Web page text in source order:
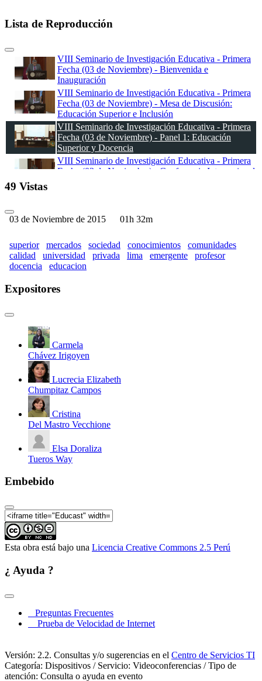
Lista de Reproducción
VIII Seminario de Investigación Educativa - Primera
Fecha (03 de Noviembre) - Bienvenida e
Inauguración
VIII Seminario de Investigación Educativa - Primera
Fecha (03 de Noviembre) - Mesa de Discusión:
Educación Superior e Inclusión
VIII Seminario de Investigación Educativa - Primera
Fecha (03 de Noviembre) - Panel 1: Educación
Superior y Docencia
VIII Seminario de Investigación Educativa - Primera
Fecha (03 de Noviembre) - Conferencia Internacional
Cultura Investigadora
Formas de Aprendizaje
VIII Seminario de Investigación Educativa - Segunda
Fecha (04 de Noviembre) - Panel 4: Asesoramiento y
Fecha (05 de Noviembre) - Mesa de discusión 2:
Producción Científica en la Educación
Fecha (05 de Noviembre) - Panel 5: Didácticas
Específicas
VIII Seminario de Investigación Educativa - Tercera
Fecha (05 de Noviembre) - Panel 6: Sociedad
Educadora
VIII Seminario de Investigación Educativa - Tercera
III
49 Vistas
03 de Noviembre de 2015 01h 32m
superior mercados sociedad conocimientos
comunidades
calidad
universidad privada lima emergente
profesor
docencia
educacion
Expositores
Carmela
Chávez Irigoyen
Lucrecia Elizabeth
Chumpitaz Campos
Cristina
Del Mastro Vecchione
Elsa Doraliza
Tueros Way
Embebido
Esta obra está bajo una Licencia Creative Commons 2.5 Perú
¿ Ayuda ?
Preguntas Frecuentes
Prueba de Velocidad de Internet
Versión: 2.2. Consultas y/o sugerencias en el Centro de Servicios TI
Categoría: Dispositivos / Servicio: Videoconferencias / Tipo de
atención: Consulta o ayuda en evento